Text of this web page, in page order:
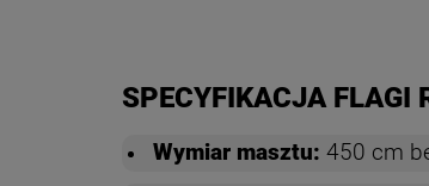
SPECYFIKACJA FLAGI
Wymiar masztu: 450 cm